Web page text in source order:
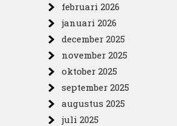
februari 2026
januari 2026
december 2025
november 2025
oktober 2025
september 2025
augustus 2025
juli 2025